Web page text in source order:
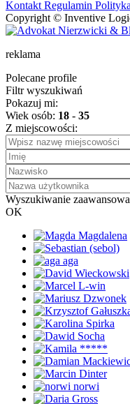
Kontakt Regulamin
Copyright © Inventive
reklama
Polecane profile
Filtr wyszukiwań
Pokazuj mi:
Wiek osób: 18 - 35
Z miejscowości:
Wyszukiwanie
OK